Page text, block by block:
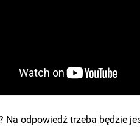
Na odpowiedź trzeba będzie